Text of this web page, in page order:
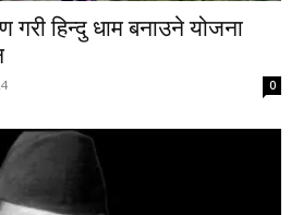
हिन्दु धाम बनाउने योजना
0